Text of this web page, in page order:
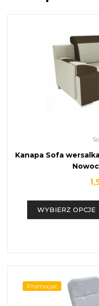
Kanapa Sofa
WYBIERZ OPCJE
Promocja!